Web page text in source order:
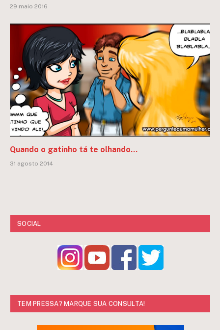
29 maio 2016
Quando o gatinho tá te olhando…
31 agosto 2014
SOCIAL
TEM PRESSA? MARQUE SUA CONSULTA!